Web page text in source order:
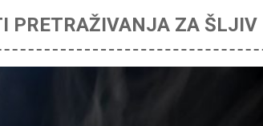
PRETRAŽIVANJA ZA ŠLJIV